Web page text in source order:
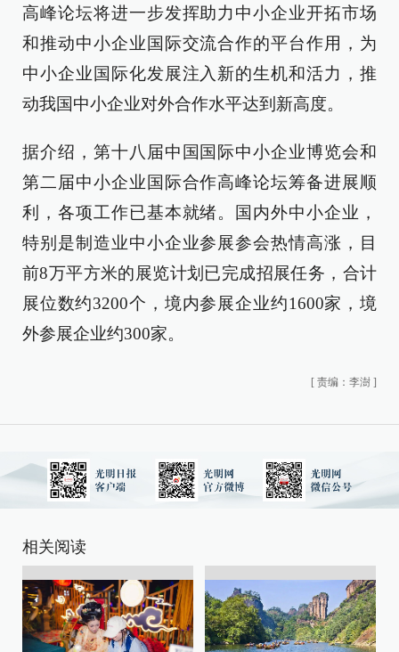
高峰论坛将进一步发挥助力中小企业开拓市场
和推动中小企业国际交流合作的平台作用，为
中小企业国际化发展注入新的生机和活力，推
动我国中小企业对外合作水平达到新高度。
据介绍，第十八届中国国际中小企业博览会和
第二届中小企业国际合作高峰论坛筹备进展顺
利，各项工作已基本就绪。国内外中小企业，
特别是制造业中小企业参展参会热情高涨，目
前8万平方米的展览计划已完成招展任务，合计
展位数约3200个，境内参展企业约1600家，境
外参展企业约300家。
[ 责编：李澍 ]
相关阅读